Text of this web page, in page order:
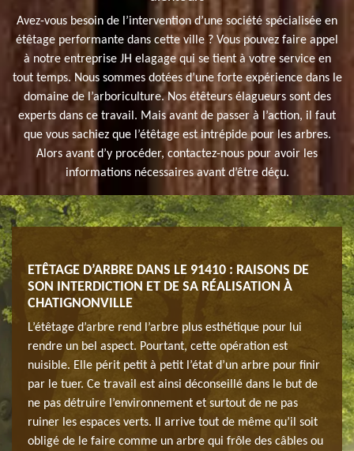
Avez-vous besoin de l’intervention d’une société spécialisée en
étêtage performante dans cette ville ? Vous pouvez faire appel
à notre entreprise JH elagage qui se tient à votre service en
tout temps. Nous sommes dotées d’une forte expérience dans le
domaine de l’arboriculture. Nos étêteurs élagueurs sont des
experts dans ce travail. Mais avant de passer à l’action, il faut
que vous sachiez que l’étêtage est intrépide pour les arbres.
Alors avant d’y procéder, contactez-nous pour avoir les
informations nécessaires avant d’être déçu.
ETÊTAGE D’ARBRE DANS LE 91410 : RAISONS DE
SON INTERDICTION ET DE SA RÉALISATION À
CHATIGNONVILLE
L’étêtage d’arbre rend l’arbre plus esthétique pour lui
rendre un bel aspect. Pourtant, cette opération est
nuisible. Elle périt petit à petit l’état d’un arbre pour finir
par le tuer. Ce travail est ainsi déconseillé dans le but de
ne pas détruire l’environnement et surtout de ne pas
ruiner les espaces verts. Il arrive tout de même qu’il soit
obligé de le faire comme un arbre qui frôle des câbles ou
LE
est